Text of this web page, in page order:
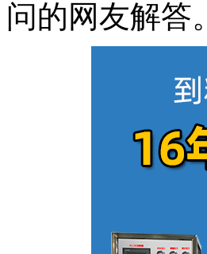
问的网友解答。